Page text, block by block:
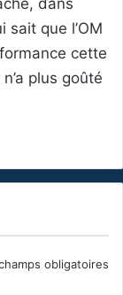
sait que l’OM
cette
plus goûté
obligatoires